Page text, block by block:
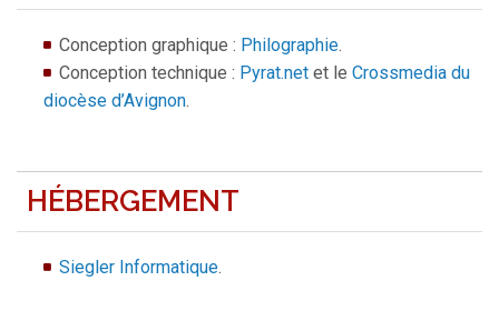
Conception graphique : Philographie.
Conception technique : Pyrat.net et le Crossmedia du
diocèse d’Avignon.
HÉBERGEMENT
Siegler Informatique.